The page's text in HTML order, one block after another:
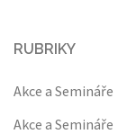
RUBRIKY
Akce a Semináře
Akce a Semináře